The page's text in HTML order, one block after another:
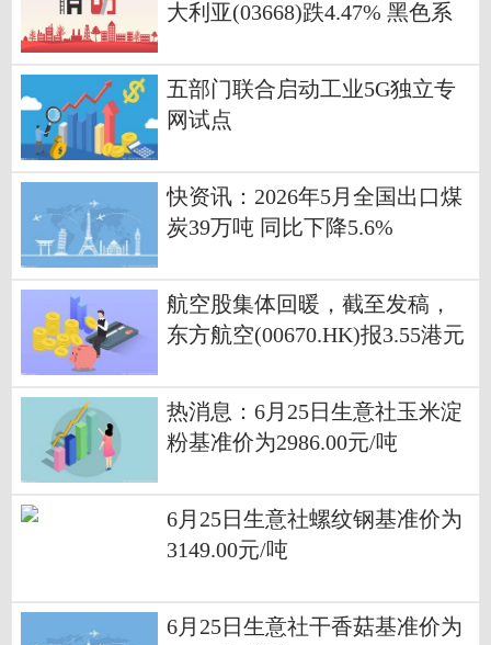
大利亚(03668)跌4.47% 黑色系
五部门联合启动工业5G独立专
网试点
快资讯：2026年5月全国出口煤
炭39万吨 同比下降5.6%
航空股集体回暖，截至发稿，
东方航空(00670.HK)报3.55港元
热消息：6月25日生意社玉米淀
粉基准价为2986.00元/吨
6月25日生意社螺纹钢基准价为
3149.00元/吨
6月25日生意社干香菇基准价为